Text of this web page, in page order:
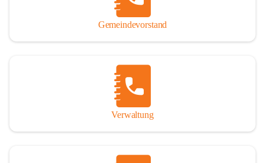
Gemeindevorstand
Verwaltung